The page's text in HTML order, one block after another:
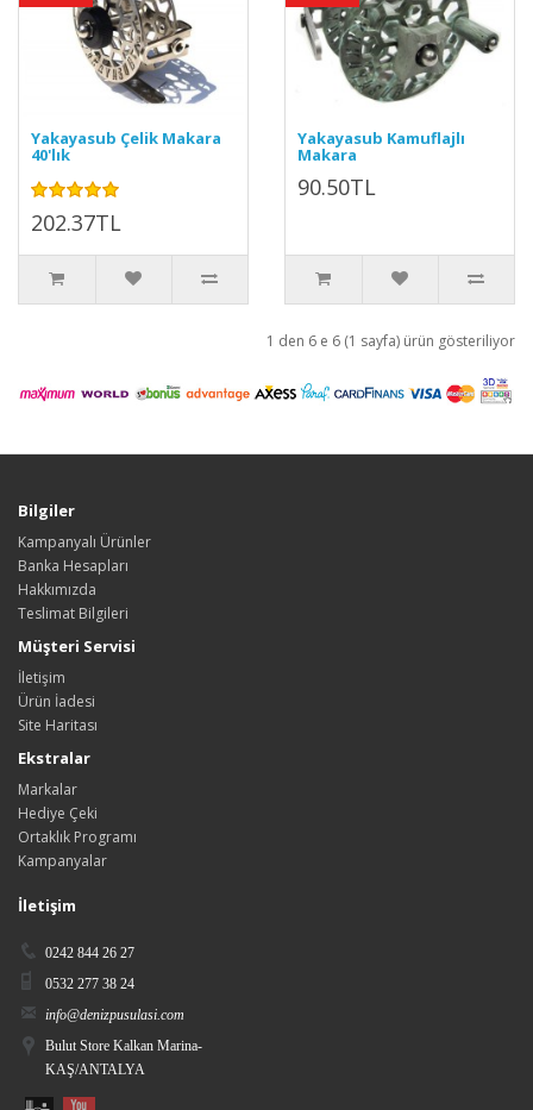
Yakayasub Çelik Makara
40'lık
202.37TL
Yakayasub Kamuflajlı
Makara
90.50TL
1 den 6 e 6 (1 sayfa) ürün gösteriliyor
Bilgiler
Kampanyalı Ürünler
Banka Hesapları
Hakkımızda
Teslimat Bilgileri
Müşteri Servisi
İletişim
Ürün İadesi
Site Haritası
Ekstralar
Markalar
Hediye Çeki
Ortaklık Programı
Kampanyalar
İletişim
0242 844 26 27
0532 277 38 24
info@denizpusulasi.com
Bulut Store Kalkan Marina-
KAŞ/ANTALYA